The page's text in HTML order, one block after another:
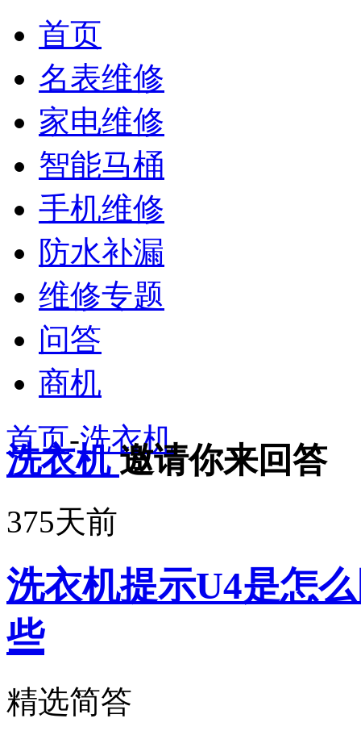
首页
名表维修
家电维修
智能马桶
手机维修
防水补漏
维修专题
问答
商机
首页-洗衣机
洗衣机邀请你来回答
375天前
洗衣机提示U4是怎
些
精选简答